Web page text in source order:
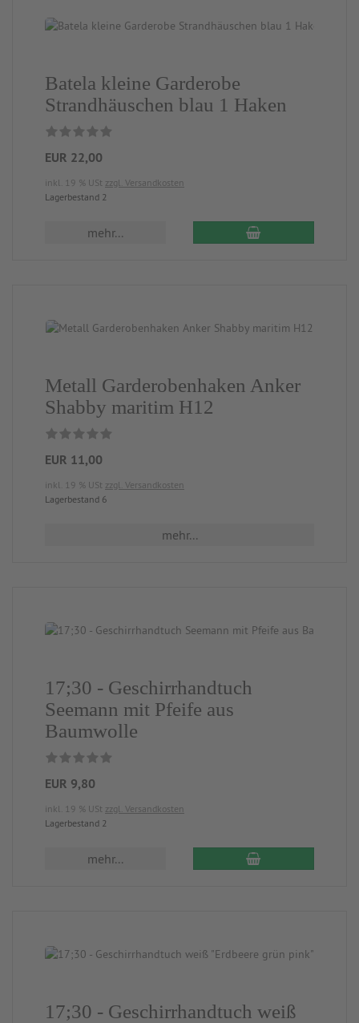
Batela kleine Garderobe
Strandhäuschen blau 1 Haken
EUR 22,00
inkl. 19 % USt zzgl. Versandkosten
Lagerbestand 2
mehr...
Metall Garderobenhaken Anker
Shabby maritim H12
EUR 11,00
inkl. 19 % USt zzgl. Versandkosten
Lagerbestand 6
mehr...
17;30 - Geschirrhandtuch
Seemann mit Pfeife aus
Baumwolle
EUR 9,80
inkl. 19 % USt zzgl. Versandkosten
Lagerbestand 2
mehr...
17;30 - Geschirrhandtuch weiß